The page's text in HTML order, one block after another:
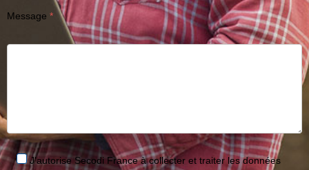
Message
J'autorise Secodi France à collecter et traiter les données